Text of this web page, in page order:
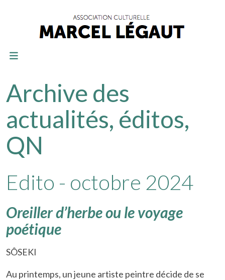
Archive des
actualités, éditos,
QN
Edito - octobre 2024
Oreiller d’herbe ou le voyage
poétique
SÔSEKI
Au printemps, un jeune artiste peintre décide de se